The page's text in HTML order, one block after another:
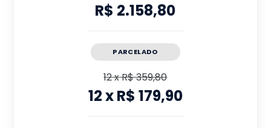
R$ 2.158,80
PARCELADO
12xR$ 359,80
12xR$ 179,90